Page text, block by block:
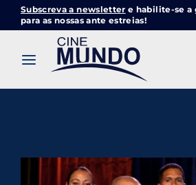
Subscreva a newsletter e habilite-se a
para as nossas ante estreias!
Cinemundo – Onde O
Login
Password